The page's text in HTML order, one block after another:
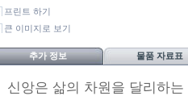
프린트 하기
큰 이미지로 보기
추가 정보 물품 자료표
신앙은 삶의 차원을 달리하는